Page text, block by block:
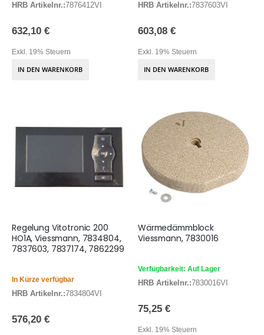
HRB Artikelnr.:7876412VI
632,10 €
Exkl. 19% Steuern
IN DEN WARENKORB
HRB Artikelnr.:7837603VI
603,08 €
Exkl. 19% Steuern
IN DEN WARENKORB
Regelung Vitotronic 200
HO1A, Viessmann, 7834804,
7837603, 7837174, 7862299
In Kürze verfügbar
HRB Artikelnr.:7834804VI
576,20 €
Wärmedämmblock
Viessmann, 7830016
Verfügbarkeit: Auf Lager
HRB Artikelnr.:7830016VI
75,25 €
Exkl. 19% Steuern